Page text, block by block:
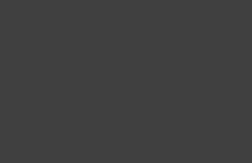
is.